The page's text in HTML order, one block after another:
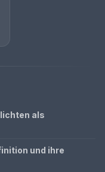
als
und ihre